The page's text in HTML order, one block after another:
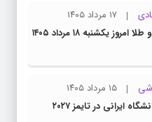
۱۷ مرداد ۱۴۰۵
یکشنبه ۱۸ مرداد ۱۴۰۵
۱۵ مرداد ۱۴۰۵